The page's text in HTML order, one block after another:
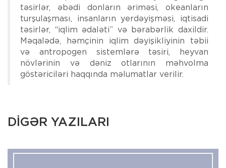
təsirlər, əbədi donların əriməsi, okeanların
turşulaşması, insanların yerdəyişməsi, iqtisadi
təsirlər, “iqlim ədaləti” və bərabərlik daxildir.
Məqalədə, həmçinin iqlim dəyişikliyinin təbii
və antropogen sistemlərə təsiri, heyvan
növlərinin və dəniz otlarının məhvolma
göstəriciləri haqqında məlumatlar verilir.
DİGƏR YAZILARI